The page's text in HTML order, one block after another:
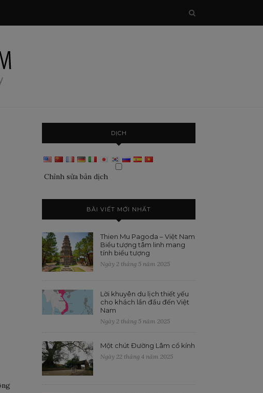
DỊCH
Chỉnh sửa bản dịch
BÀI VIẾT MỚI NHẤT
Thien Mu Pagoda – Việt Nam
Biểu tượng tâm linh mang
tính biểu tượng
Ngày 2 tháng 5 năm 2025
Lời khuyên du lịch thiết yếu
cho khách lần đầu đến Việt
Nam
Ngày 2 tháng 5 năm 2025
Một chút Đường Lâm cổ kính
Ngày 22 tháng 4 năm 2025